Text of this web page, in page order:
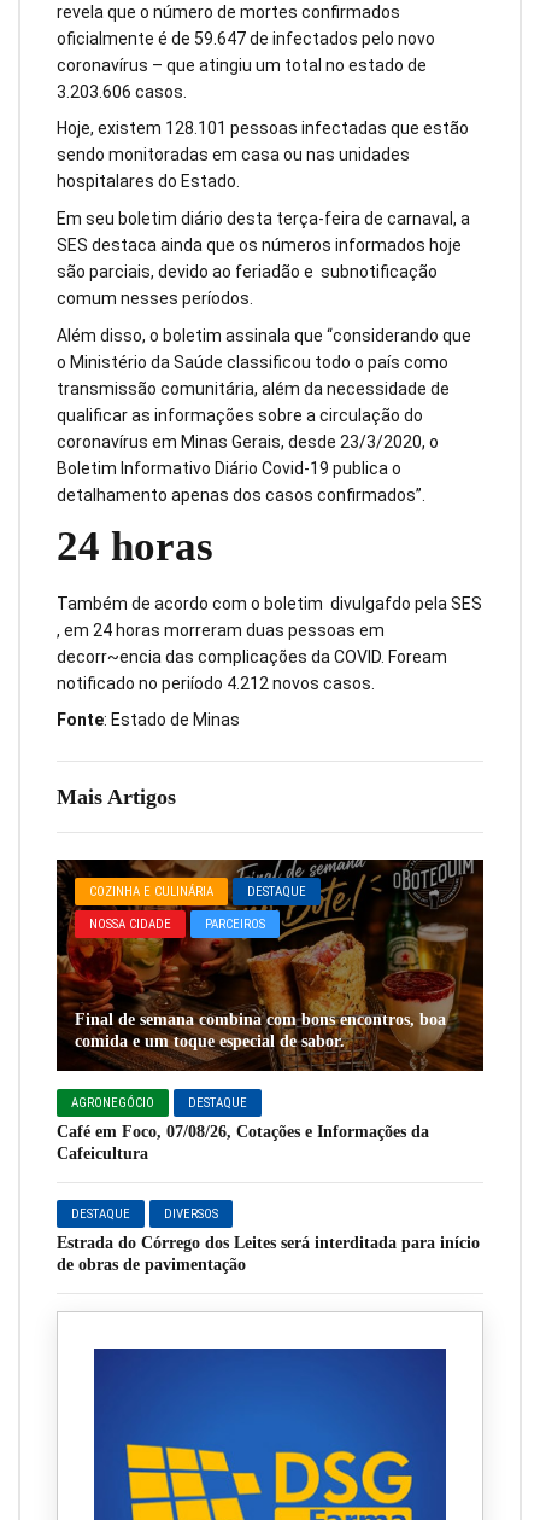
Mais Artigos
COZINHA E CULINÁRIA DESTAQUE
NOSSA CIDADE PARCEIROS
Final de semana combina com bons encontros, boa
comida e um toque especial de sabor.
AGRONEGÓCIO DESTAQUE
Café em Foco, 07/08/26, Cotações e Informações da
Cafeicultura
DESTAQUE DIVERSOS
Estrada do Córrego dos Leites será interditada para início
de obras de pavimentação
revela que o número de mortes confirmados
oficialmente é de 59.647 de infectados pelo novo
coronavírus – que atingiu um total no estado de
3.203.606 casos.
Hoje, existem 128.101 pessoas infectadas que estão
sendo monitoradas em casa ou nas unidades
hospitalares do Estado.
Em seu boletim diário desta terça-feira de carnaval, a
SES destaca ainda que os números informados hoje
são parciais, devido ao feriadão e subnotificação
comum nesses períodos.
Além disso, o boletim assinala que “considerando que
o Ministério da Saúde classificou todo o país como
transmissão comunitária, além da necessidade de
qualificar as informações sobre a circulação do
coronavírus em Minas Gerais, desde 23/3/2020, o
Boletim Informativo Diário Covid-19 publica o
detalhamento apenas dos casos confirmados”.
24 horas
Também de acordo com o boletim divulgafdo pela SES
, em 24 horas morreram duas pessoas em
decorr~encia das complicações da COVID. Foream
notificado no periíodo 4.212 novos casos.
Fonte: Estado de Minas